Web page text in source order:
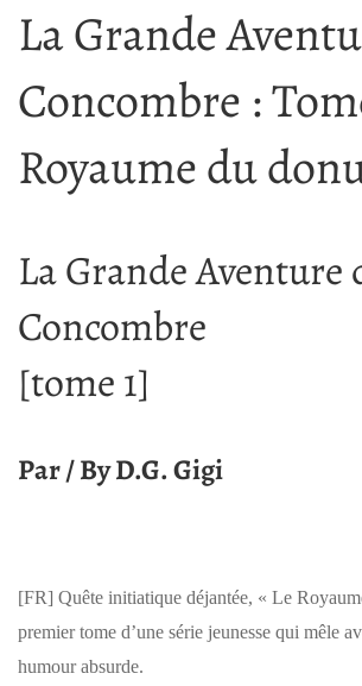
La Grande
Concombre :
Royaume du
La Grande Aventure
Concombre
[tome 1]
Par / By D.G. Gigi
[FR] Quête initiatique déjantée, « Le
premier tome d’une série jeunesse qui mêle
humour absurde.